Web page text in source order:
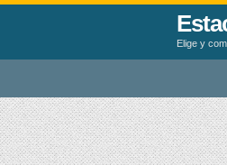
Elige y